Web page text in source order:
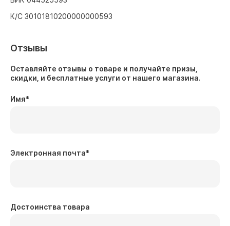
К/С 30101810200000000593
Отзывы
Оставляйте отзывы о товаре и получайте призы,
скидки, и бесплатные услуги от нашего магазина.
Имя*
Электронная почта*
Достоинства товара